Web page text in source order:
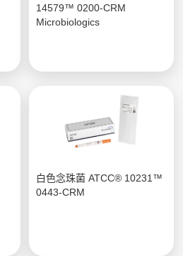
14579™ 0200-CRM
Microbiologics
白色念珠菌 ATCC® 10231™
0443-CRM